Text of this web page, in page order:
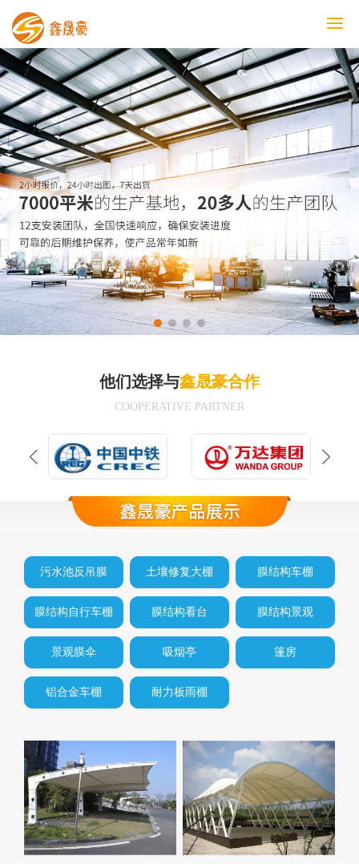
鑫晟豪首页
产品中心
工程案例
膜结构车棚
污水池反吊膜加盖
鑫晟豪资讯
关于鑫晟豪
联系鑫晟豪
他们选择与鑫晟豪合作
COOPERATIVE PARTNER
污水池反吊膜 土壤修复大棚 膜结构车棚
膜结构自行车棚 膜结构看台 膜结构景观
景观膜伞 吸烟亭 篷房
铝合金车棚 耐力板雨棚